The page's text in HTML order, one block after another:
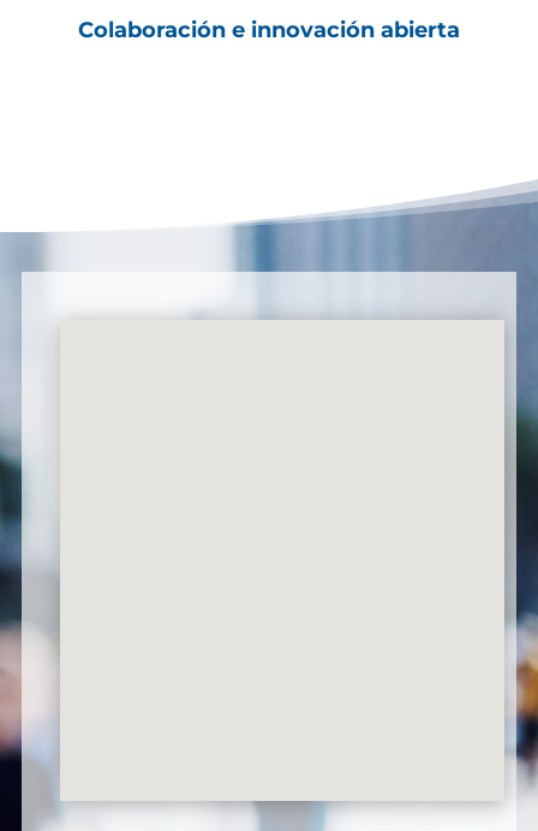
Colaboración e innovación abierta